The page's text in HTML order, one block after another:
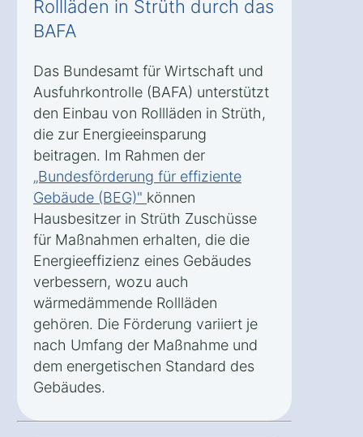
Rollläden in Strüth durch das
BAFA
Das Bundesamt für Wirtschaft und
Ausfuhrkontrolle (BAFA) unterstützt
den Einbau von Rollläden in Strüth,
die zur Energieeinsparung
beitragen. Im Rahmen der
„Bundesförderung für effiziente
Gebäude (BEG)" können
Hausbesitzer in Strüth Zuschüsse
für Maßnahmen erhalten, die die
Energieeffizienz eines Gebäudes
verbessern, wozu auch
wärmedämmende Rollläden
gehören. Die Förderung variiert je
nach Umfang der Maßnahme und
dem energetischen Standard des
Gebäudes.